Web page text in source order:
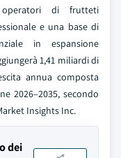
operatori di frutteti
e una base di
in espansione
1,41 miliardi di
annua composta
2026–2035, secondo
Insights Inc.
dei